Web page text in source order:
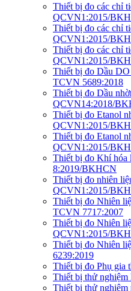
Thiết bị đo các chỉ
QCVN1:2015/
Thiết bị đo các chỉ
QCVN1:2015/
Thiết bị đo các chỉ
QCVN1:2015/
Thiết bị đo Dầu
TCVN 5689:2018
Thiết bị đo Dầu
QCVN14:2018/
Thiết bị đo Etanol
QCVN1:2015/
Thiết bị đo Etanol
QCVN1:2015/
Thiết bị đo Khí
8:2019/BKHCN
Thiết bị đo nhiên
QCVN1:2015/
Thiết bị đo Nhiên
TCVN 7717:2007
Thiết bị đo Nhiên
QCVN1:2015/
Thiết bị đo Nhiên
6239:2019
Thiết bị đo Phụ
Thiết bị thử nghiệm
Thiết bị thử nghiệm